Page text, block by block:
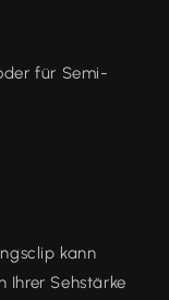
für Semi-
kann
Ihrer Sehstärke